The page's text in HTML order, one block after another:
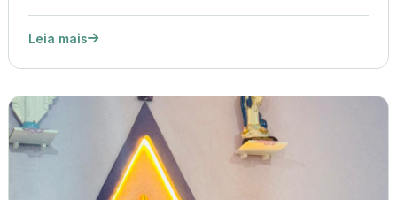
Leia mais